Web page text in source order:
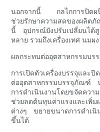
นอกจากนี้ กลไกการปิดผนึ
ช่วยรักษาความสดของผลิต
นี้ อุปกรณ์ยังปรับเปลี่ยนได้สู
หลาย รวมถึงเครื่องเทศ นมผ
ผลกระทบต่ออุตสาหกรรมบร
การเปิดตัวเครื่องบรรจุและ
ต่ออุตสาหกรรมบรรจุภัณฑ์
การดำเนินงานโดยขจัดคว
ช่วยลดต้นทุนค่าแรงและเพิ่
ต่างๆ ขยายขนาดการดำเนิ
ขึ้นได้